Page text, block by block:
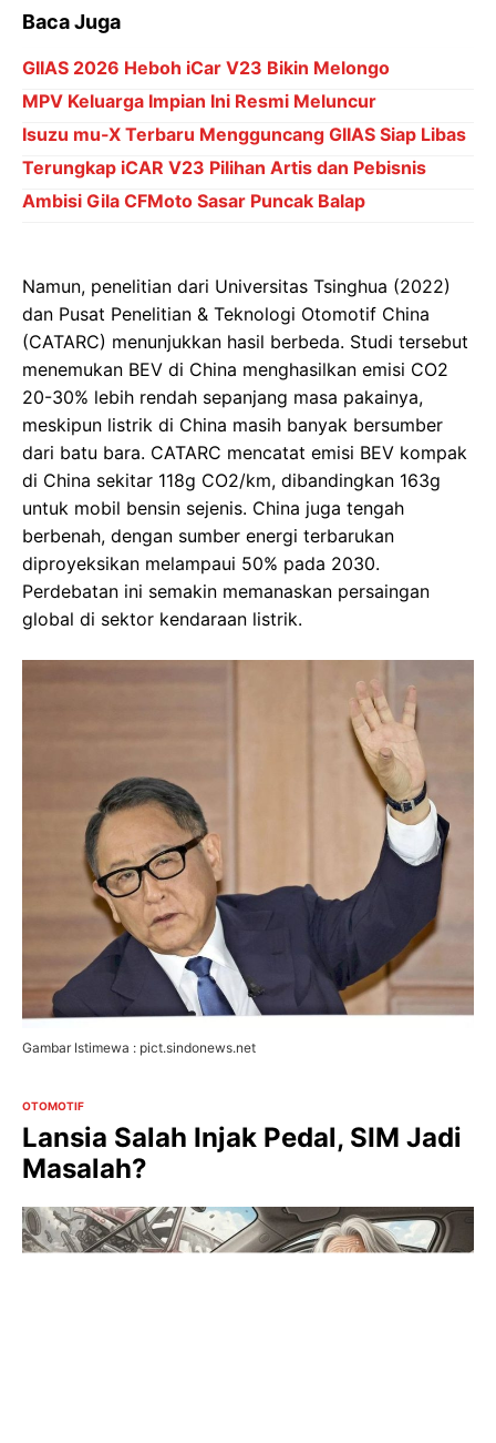
Baca Juga
GIIAS 2026 Heboh iCar V23 Bikin Melongo
MPV Keluarga Impian Ini Resmi Meluncur
Isuzu mu-X Terbaru Mengguncang GIIAS Siap Libas
Terungkap iCAR V23 Pilihan Artis dan Pebisnis
Ambisi Gila CFMoto Sasar Puncak Balap
Namun, penelitian dari Universitas Tsinghua (2022)
dan Pusat Penelitian & Teknologi Otomotif China
(CATARC) menunjukkan hasil berbeda. Studi tersebut
menemukan BEV di China menghasilkan emisi CO2
20-30% lebih rendah sepanjang masa pakainya,
meskipun listrik di China masih banyak bersumber
dari batu bara. CATARC mencatat emisi BEV kompak
di China sekitar 118g CO2/km, dibandingkan 163g
untuk mobil bensin sejenis. China juga tengah
berbenah, dengan sumber energi terbarukan
diproyeksikan melampaui 50% pada 2030.
Perdebatan ini semakin memanaskan persaingan
global di sektor kendaraan listrik.
Gambar Istimewa : pict.sindonews.net
OTOMOTIF
Lansia Salah Injak Pedal, SIM Jadi
Masalah?